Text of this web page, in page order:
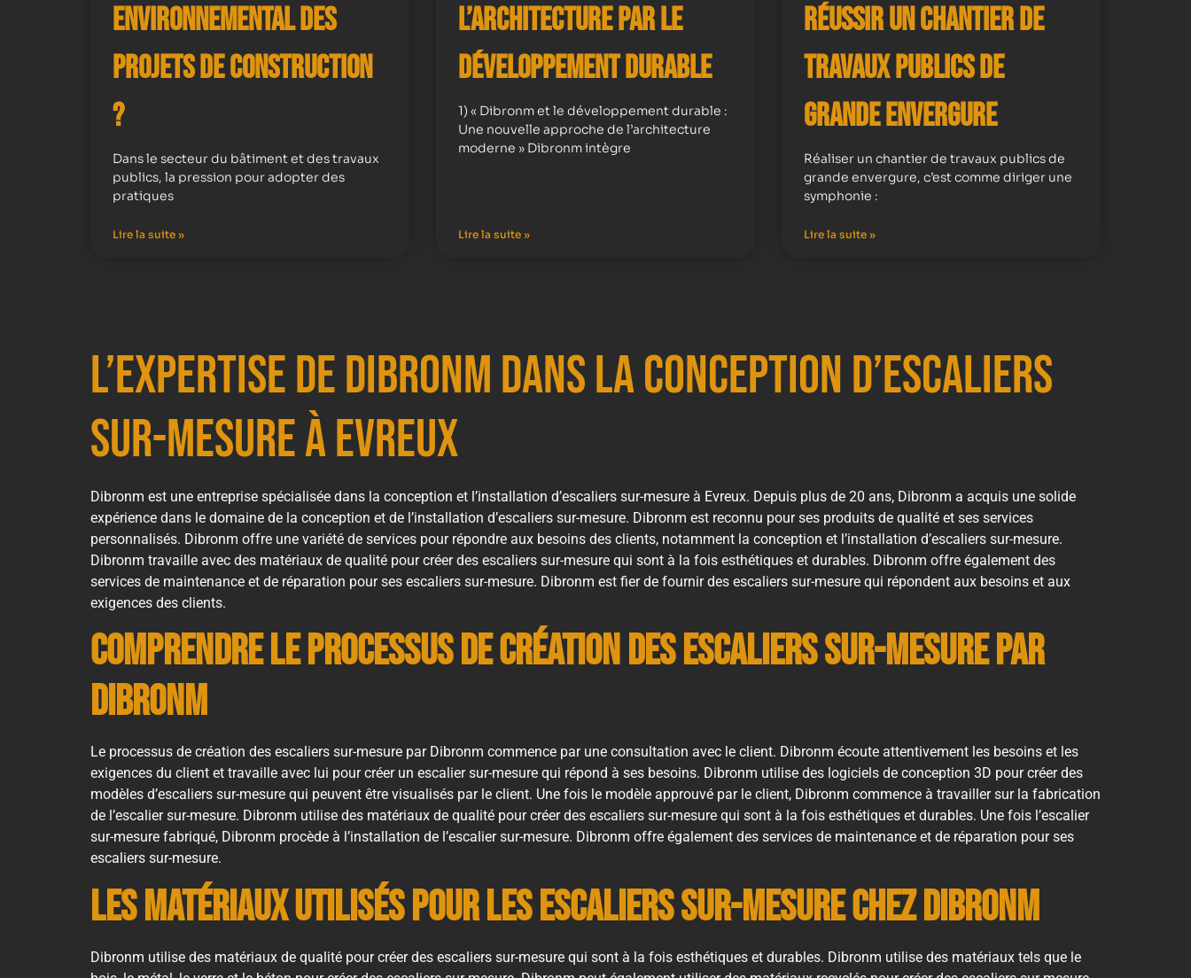
Environnemental des
Projets de Construction
?
Dans le secteur du bâtiment et des travaux
publics, la pression pour adopter des
pratiques
Lire la suite »
l’Architecture par le
Développement Durable
1) « Dibronm et le développement durable :
Une nouvelle approche de l’architecture
moderne » Dibronm intègre
Lire la suite »
Réussir un Chantier de
Travaux Publics de
Grande Envergure
Réaliser un chantier de travaux publics de
grande envergure, c’est comme diriger une
symphonie :
Lire la suite »
L’expertise de Dibronm dans la conception d’escaliers
sur-mesure à Evreux
Dibronm est une entreprise spécialisée dans la conception et l’installation d’escaliers sur-mesure à Evreux. Depuis plus de 20 ans, Dibronm a acquis une solide
expérience dans le domaine de la conception et de l’installation d’escaliers sur-mesure. Dibronm est reconnu pour ses produits de qualité et ses services
personnalisés. Dibronm offre une variété de services pour répondre aux besoins des clients, notamment la conception et l’installation d’escaliers sur-mesure.
Dibronm travaille avec des matériaux de qualité pour créer des escaliers sur-mesure qui sont à la fois esthétiques et durables. Dibronm offre également des
services de maintenance et de réparation pour ses escaliers sur-mesure. Dibronm est fier de fournir des escaliers sur-mesure qui répondent aux besoins et aux
exigences des clients.
Comprendre le processus de création des escaliers sur-mesure par
Dibronm
Le processus de création des escaliers sur-mesure par Dibronm commence par une consultation avec le client. Dibronm écoute attentivement les besoins et les
exigences du client et travaille avec lui pour créer un escalier sur-mesure qui répond à ses besoins. Dibronm utilise des logiciels de conception 3D pour créer des
modèles d’escaliers sur-mesure qui peuvent être visualisés par le client. Une fois le modèle approuvé par le client, Dibronm commence à travailler sur la fabrication
de l’escalier sur-mesure. Dibronm utilise des matériaux de qualité pour créer des escaliers sur-mesure qui sont à la fois esthétiques et durables. Une fois l’escalier
sur-mesure fabriqué, Dibronm procède à l’installation de l’escalier sur-mesure. Dibronm offre également des services de maintenance et de réparation pour ses
escaliers sur-mesure.
Les matériaux utilisés pour les escaliers sur-mesure chez Dibronm
Dibronm utilise des matériaux de qualité pour créer des escaliers sur-mesure qui sont à la fois esthétiques et durables. Dibronm utilise des matériaux tels que le